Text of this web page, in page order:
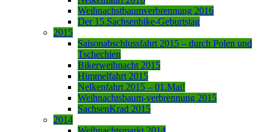
Weihnachstbaumverbrennung 2016
Der 15.Sachsenbike-Geburtstag
2015
Saisonabschlussfahrt 2015 – durch Polen und
Tschechien
Bikerweihnacht 2015
Himmelfahrt 2015
Nelkenfahrt 2015 – 01.Mai!
Weihnachtsbaum-verbrennung 2015
SachsenKrad 2015
2014